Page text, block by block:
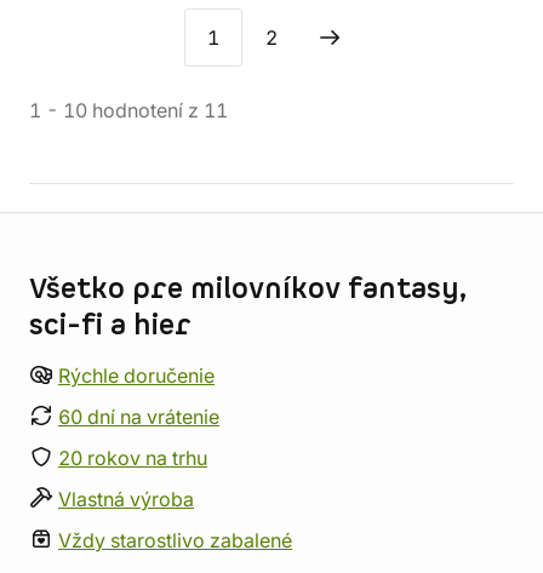
1 2
1 - 10 hodnotení z 11
Všetko pre milovníkov fantasy,
sci-fi a hier
Rýchle doručenie
60 dní na vrátenie
20 rokov na trhu
Vlastná výroba
Vždy starostlivo zabalené